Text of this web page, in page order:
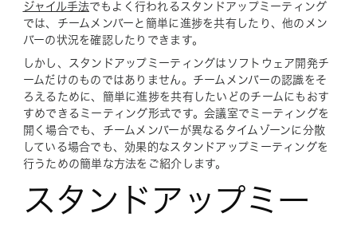
ジャイル手法でもよく行われるスタンドアップミーティング
では、チームメンバーと簡単に進捗を共有したり、他のメン
バーの状況を確認したりできます。
しかし、スタンドアップミーティングはソフトウェア開発チ
ームだけのものではありません。チームメンバーの認識をそ
ろえるために、簡単に進捗を共有したいどのチームにもおす
すめできるミーティング形式です。会議室でミーティングを
開く場合でも、チームメンバーが異なるタイムゾーンに分散
している場合でも、効果的なスタンドアップミーティングを
行うための簡単な方法をご紹介します。
スタンドアップミー